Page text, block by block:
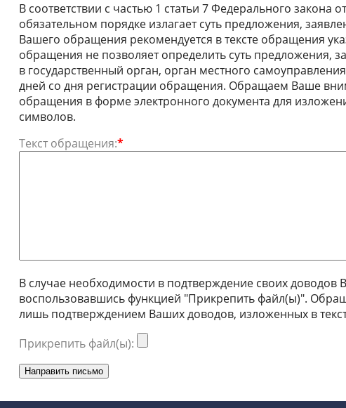
В соответствии с частью 1 статьи 7 Федерального
обязательном порядке излагает суть предложения,
Вашего обращения рекомендуется в тексте обращения
обращения не позволяет определить суть предложения,
в государственный орган, орган местного
дней со дня регистрации обращения. Обращаем Ваше
обращения в форме электронного документа для
символов.
Текст обращения:*
В случае необходимости в подтверждение своих
воспользовавшись функцией "Прикрепить файл(ы)".
лишь подтверждением Ваших доводов, изложенных в
Прикрепить файл(ы):